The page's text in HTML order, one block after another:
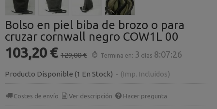
Bolso en piel biba de brozo o para
cruzar cornwall negro COW1L 00
103,20 € 129,00 € Termina en: 3 días 8:07:25
Producto Disponible (1 En Stock) - (Imp. Incluidos)
Costes de envío Ver descripción Hacer pregunta